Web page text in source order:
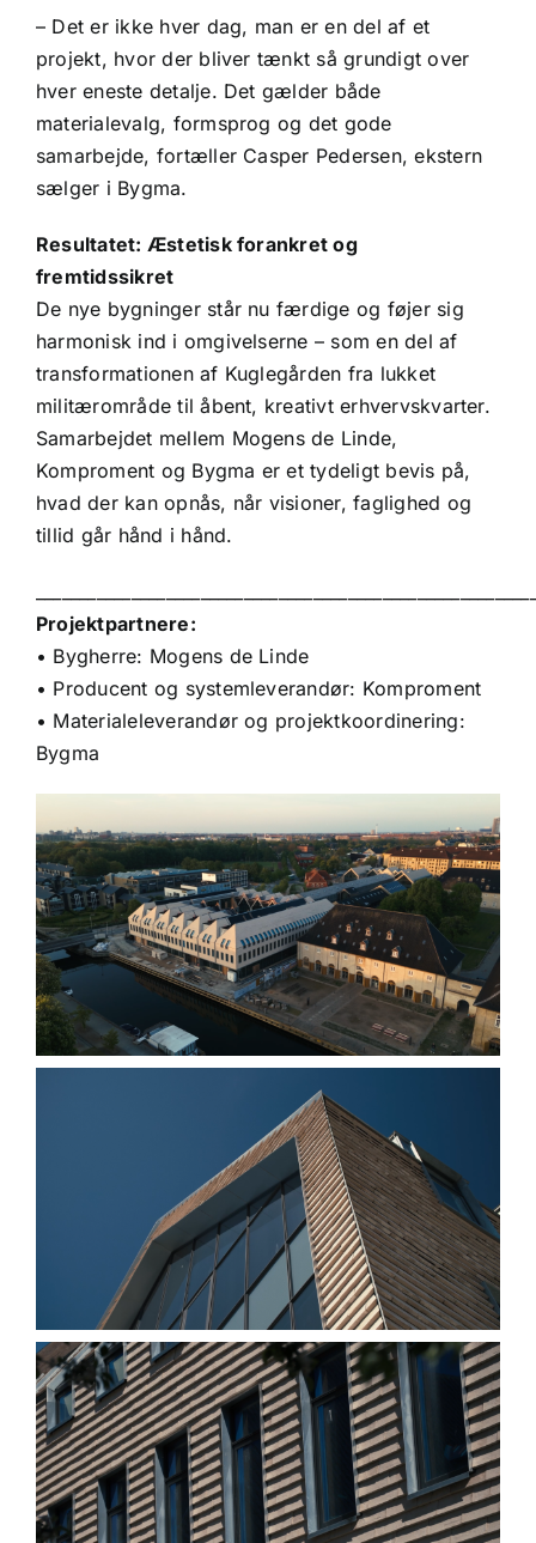
– Det er ikke hver dag, man er en del af et
projekt, hvor der bliver tænkt så grundigt over
hver eneste detalje. Det gælder både
materialevalg, formsprog og det gode
samarbejde, fortæller Casper Pedersen, ekstern
sælger i Bygma.
Resultatet: Æstetisk forankret og
fremtidssikret
De nye bygninger står nu færdige og føjer sig
harmonisk ind i omgivelserne – som en del af
transformationen af Kuglegården fra lukket
militærområde til åbent, kreativt erhvervskvarter.
Samarbejdet mellem Mogens de Linde,
Komproment og Bygma er et tydeligt bevis på,
hvad der kan opnås, når visioner, faglighed og
tillid går hånd i hånd.
Projektpartnere:
• Bygherre: Mogens de Linde
• Producent og systemleverandør: Komproment
• Materialeleverandør og projektkoordinering:
Bygma